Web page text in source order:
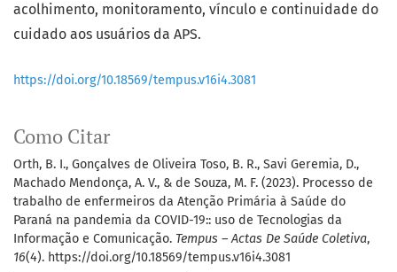
Como Citar
Orth, B. I., Gonçalves de Oliveira Toso, B. R., Savi Geremia, D.,
Machado Mendonça, A. V., & de Souza, M. F. (2023). Processo de
trabalho de enfermeiros da Atenção Primária à Saúde do
Paraná na pandemia da COVID-19:: uso de Tecnologias da
Informação e Comunicação. Tempus – Actas De Saúde Coletiva,
16(4). https://doi.org/10.18569/tempus.v16i4.3081
acolhimento, monitoramento, vínculo e continuidade do
cuidado aos usuários da APS.
https://doi.org/10.18569/tempus.v16i4.3081